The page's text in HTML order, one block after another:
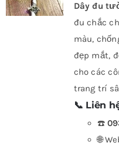
Dây đu
đu chắc
màu,
đẹp mắt,
cho các
trang trí
📞 Liên
☎️
🌐